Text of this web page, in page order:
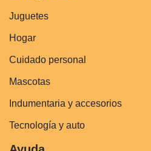
Juguetes
Hogar
Cuidado personal
Mascotas
Indumentaria y accesorios
Tecnología y auto